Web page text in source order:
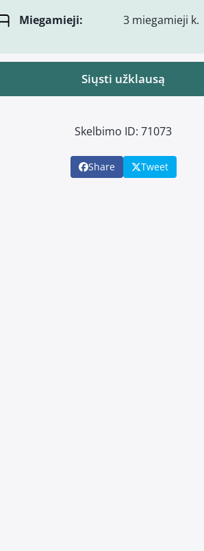
Miegamieji: 3 miegamieji k.
Siųsti užklausą
Skelbimo ID: 71073
Share Tweet